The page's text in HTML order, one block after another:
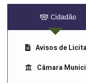
Cidadão
Avisos de
Câmara